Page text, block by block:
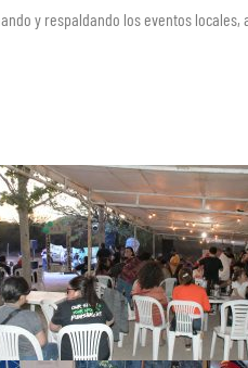
y respaldando los eventos